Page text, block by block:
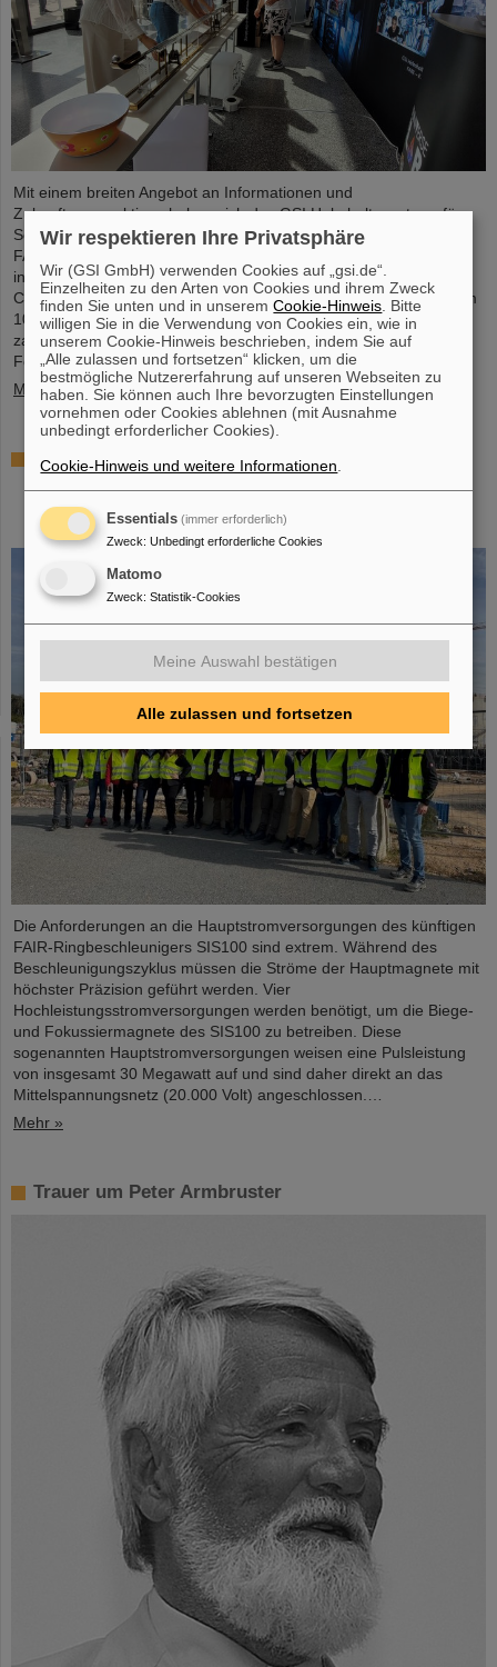
Mit einem breiten Angebot an Informationen und
Zukunftsperspektiven haben sich das GSI Helmholtzzentrum für
Schwerionenforschung und das künftige Beschleunigerzentrum
FAIR, das derzeit bei GSI in Darmstadt entsteht, an dem
internationalen Innovationskongress „Curious – Future Inside
Conference“ beteiligt. Die interdisziplinäre Veranstaltung fand vom
10. bis 11. Juli in der Rheingoldhalle in Mainz statt und zog
zahlreiche renommierte Bildungsinstitutionen,
Forschungseinrichtungen und...
Mehr »
Förderung und Erhalt von Technologie-Knowhow
Business und Commonwealth Fusion Systems
besuchen GSI
Die Anforderungen an die Hauptstromversorgungen des künftigen
FAIR-Ringbeschleunigers SIS100 sind extrem. Während des
Beschleunigungszyklus müssen die Ströme der Hauptmagnete mit
höchster Präzision geführt werden. Vier
Hochleistungsstromversorgungen werden benötigt, um die Biege-
und Fokussiermagnete des SIS100 zu betreiben. Diese
sogenannten Hauptstromversorgungen weisen eine Pulsleistung
von insgesamt 30 Megawatt auf und sind daher direkt an das
Mittelspannungsnetz (20.000 Volt) angeschlossen.…
Mehr »
Trauer um Peter Armbruster
Wir respektieren Ihre Privatsphäre
Wir (GSI GmbH) verwenden Cookies auf „gsi.de“.
Einzelheiten zu den Arten von Cookies und ihrem Zweck
finden Sie unten und in unseremCookie-Hinweis . Bitte
willigen Sie in die Verwendung von Cookies ein, wie in
unserem Cookie-Hinweis beschrieben, indem Sie auf
„Alle zulassen und fortsetzen“ klicken, um die
bestmögliche Nutzererfahrung auf unseren Webseiten zu
haben. Sie können auch Ihre bevorzugten Einstellungen
vornehmen oder Cookies ablehnen (mit Ausnahme
unbedingt erforderlicher Cookies).
Cookie-Hinweis und weitere Informationen
Essentials (immer erforderlich)
Zweck: Unbedingt erforderliche Cookies
Matomo
Zweck: Statistik-Cookies
Meine Auswahl bestätigen
Alle zulassen und fortsetzen